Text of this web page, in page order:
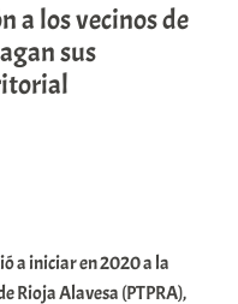
a los vecinos de
sus
a iniciar en 2020 a la
Rioja Alavesa (PTPRA),